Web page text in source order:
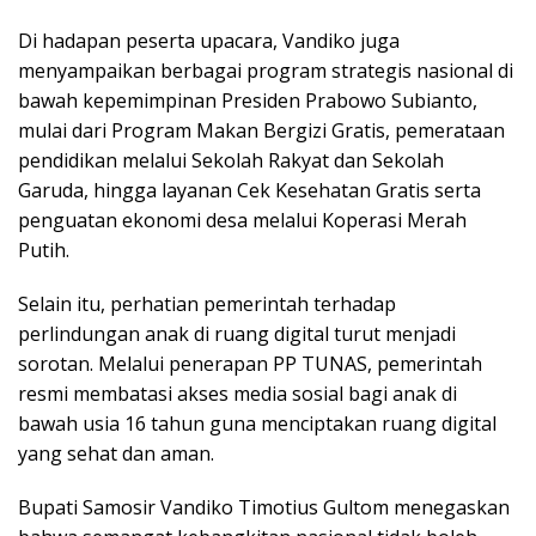
Di hadapan peserta upacara, Vandiko juga
menyampaikan berbagai program strategis nasional di
bawah kepemimpinan Presiden Prabowo Subianto,
mulai dari Program Makan Bergizi Gratis, pemerataan
pendidikan melalui Sekolah Rakyat dan Sekolah
Garuda, hingga layanan Cek Kesehatan Gratis serta
penguatan ekonomi desa melalui Koperasi Merah
Putih.
Selain itu, perhatian pemerintah terhadap
perlindungan anak di ruang digital turut menjadi
sorotan. Melalui penerapan PP TUNAS, pemerintah
resmi membatasi akses media sosial bagi anak di
bawah usia 16 tahun guna menciptakan ruang digital
yang sehat dan aman.
Bupati Samosir Vandiko Timotius Gultom menegaskan